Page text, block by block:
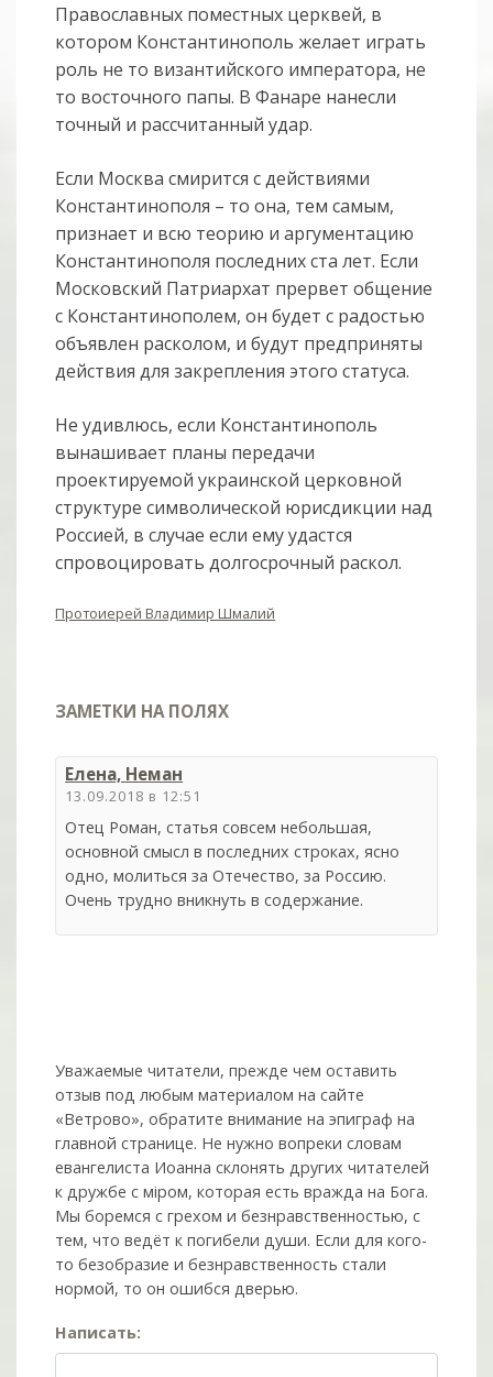
Православных поместных церквей, в
котором Константинополь желает играть
роль не то византийского императора, не
то восточного папы. В Фанаре нанесли
точный и рассчитанный удар.
Если Москва смирится с действиями
Константинополя – то она, тем самым,
признает и всю теорию и аргументацию
Константинополя последних ста лет. Если
Московский Патриархат прервет общение
с Константинополем, он будет с радостью
объявлен расколом, и будут предприняты
действия для закрепления этого статуса.
Не удивлюсь, если Константинополь
вынашивает планы передачи
проектируемой украинской церковной
структуре символической юрисдикции над
Россией, в случае если ему удастся
спровоцировать долгосрочный раскол.
Протоиерей Владимир Шмалий
ЗАМЕТКИ НА ПОЛЯХ
Елена, Неман
13.09.2018 в 12:51
Отец Роман, статья совсем небольшая,
основной смысл в последних строках, ясно
одно, молиться за Отечество, за Россию.
Очень трудно вникнуть в содержание.
Уважаемые читатели, прежде чем оставить
отзыв под любым материалом на сайте
«Ветрово», обратите внимание на эпиграф на
главной странице. Не нужно вопреки словам
евангелиста Иоанна склонять других читателей
к дружбе с мiром, которая есть вражда на Бога.
Мы боремся с грехом и без­нрав­ствен­ностью, с
тем, что ведёт к погибели души. Если для кого-
то безобразие и безнравственность стали
нормой, то он ошибся дверью.
Написать: